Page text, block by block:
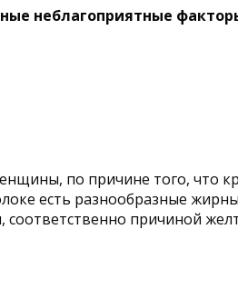
неблагоприятные
по причине того, что
есть разнообразные
причиной